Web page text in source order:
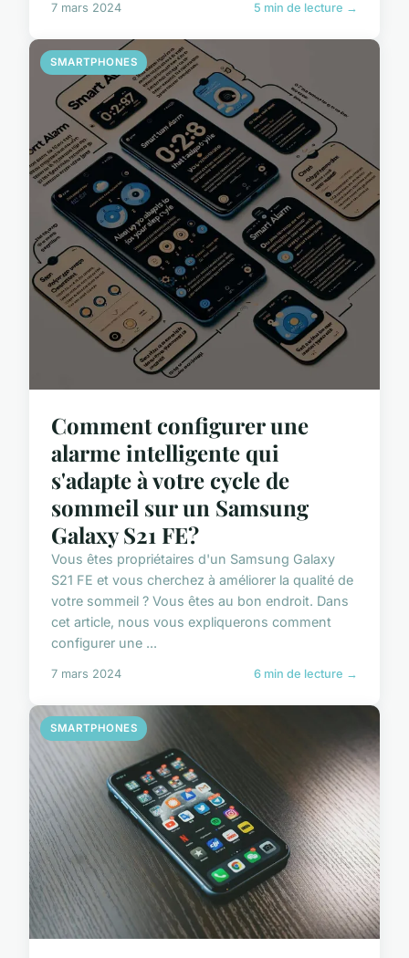
7 mars 2024 5 min de lecture →
SMARTPHONES
Comment configurer une
alarme intelligente qui
s'adapte à votre cycle de
sommeil sur un Samsung
Galaxy S21 FE?
Vous êtes propriétaires d'un Samsung Galaxy
S21 FE et vous cherchez à améliorer la qualité de
votre sommeil ? Vous êtes au bon endroit. Dans
cet article, nous vous expliquerons comment
configurer une ...
7 mars 2024 6 min de lecture →
SMARTPHONES